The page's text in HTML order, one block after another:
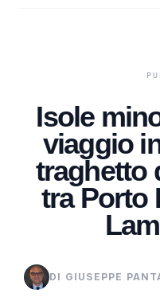
Isole
viaggio
traghetto
tra Porto
DI GIUSEPPE